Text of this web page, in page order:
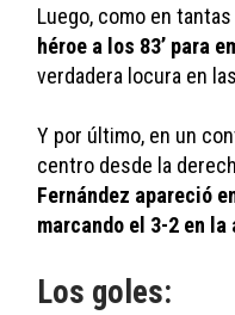
Luego, como en
héroe a los 83’ para
verdadera locura en
Y por último, en un
centro desde la
Fernández apareció
marcando el 3-2 en la
Los goles: